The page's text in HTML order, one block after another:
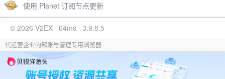
使用 Planet 订阅节点更新
© 2026 V2EX · 64ms · 3.9.8.5
代运营企业内部账号管理专用浏览器